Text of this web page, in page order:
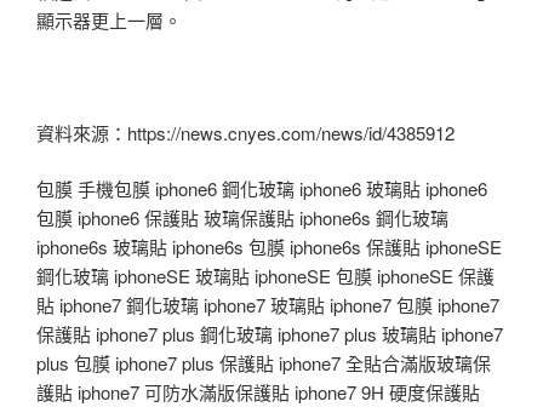
顯示器更上一層。
資料來源：https://news.cnyes.com/news/id/4385912
包膜 手機包膜 iphone6 鋼化玻璃 iphone6 玻璃貼 iphone6
包膜 iphone6 保護貼 玻璃保護貼 iphone6s 鋼化玻璃
iphone6s 玻璃貼 iphone6s 包膜 iphone6s 保護貼 iphoneSE
鋼化玻璃 iphoneSE 玻璃貼 iphoneSE 包膜 iphoneSE 保護
貼 iphone7 鋼化玻璃 iphone7 玻璃貼 iphone7 包膜 iphone7
保護貼 iphone7 plus 鋼化玻璃 iphone7 plus 玻璃貼 iphone7
plus 包膜 iphone7 plus 保護貼 iphone7 全貼合滿版玻璃保
護貼 iphone7 可防水滿版保護貼 iphone7 9H 硬度保護貼